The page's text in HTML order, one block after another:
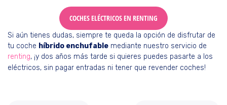
COCHES ELÉCTRICOS EN RENTING
Si aún tienes dudas, siempre te queda la opción de disfrutar de
tu coche híbrido enchufable mediante nuestro servicio de
renting, ¡y dos años más tarde si quieres puedes pasarte a los
eléctricos, sin pagar entradas ni tener que revender coches!